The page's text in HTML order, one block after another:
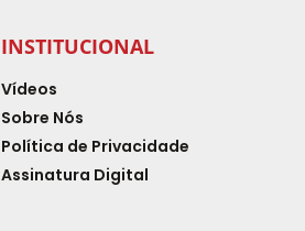
INSTITUCIONAL
Vídeos
Sobre Nós
Política de Privacidade
Assinatura Digital